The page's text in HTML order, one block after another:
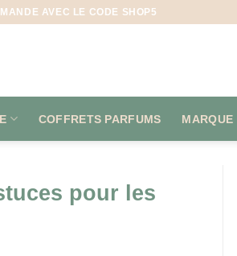
AVEC LE CODE SHOP5
COFFRETS PARFUMS MARQUE
pour les